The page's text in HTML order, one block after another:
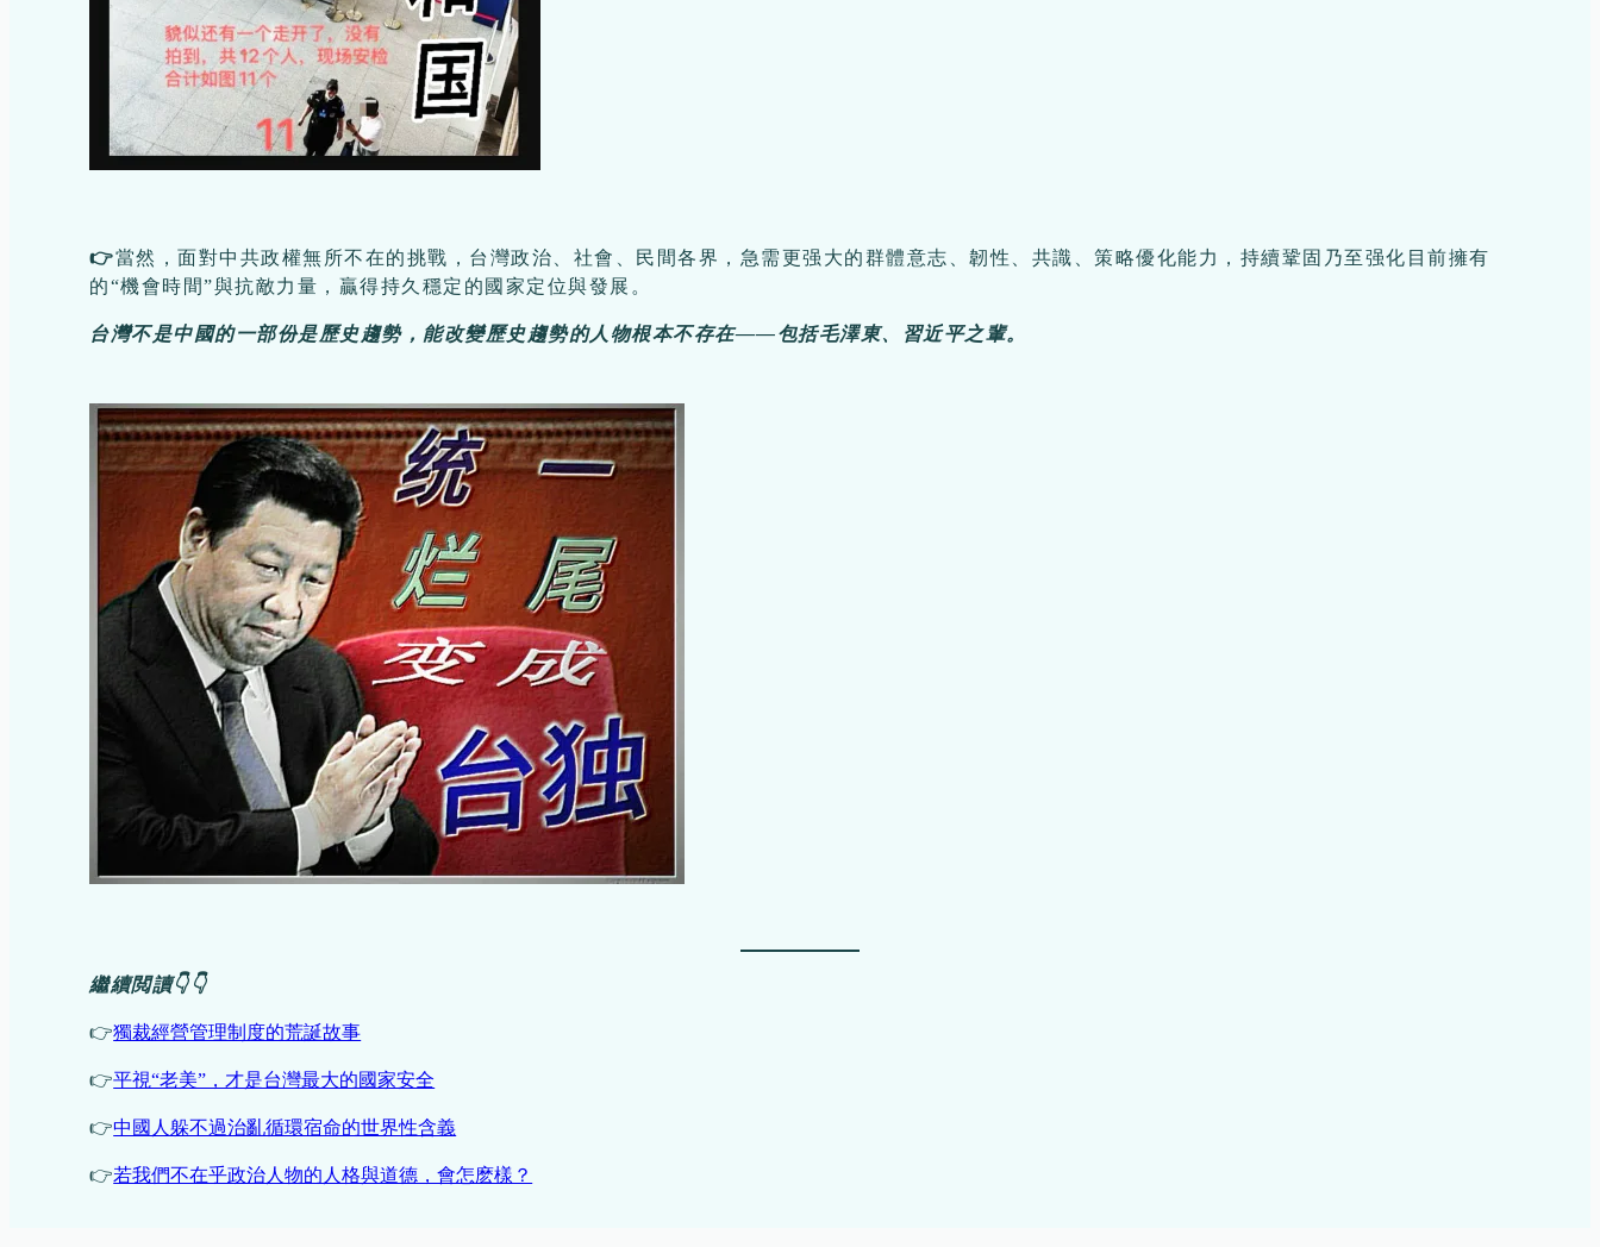
👉當然，面對中共政權無所不在的挑戰，台灣政治、社會、民間各界，急需更强大的群體意志、韌性、共識、策略優化能力，持續鞏固乃至强化目前擁有
的“機會時間”與抗敵力量，贏得持久穩定的國家定位與發展。
台灣不是中國的一部份是歷史趨勢，能改變歷史趨勢的人物根本不存在——包括毛澤東、習近平之輩。
繼續閲讀👇👇
👉獨裁經營管理制度的荒誕故事
👉平視“老美”，才是台灣最大的國家安全
👉中國人躲不過治亂循環宿命的世界性含義
👉若我們不在乎政治人物的人格與道德，會怎麽樣？